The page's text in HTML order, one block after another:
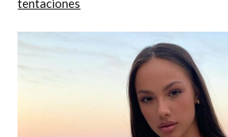
tentaciones